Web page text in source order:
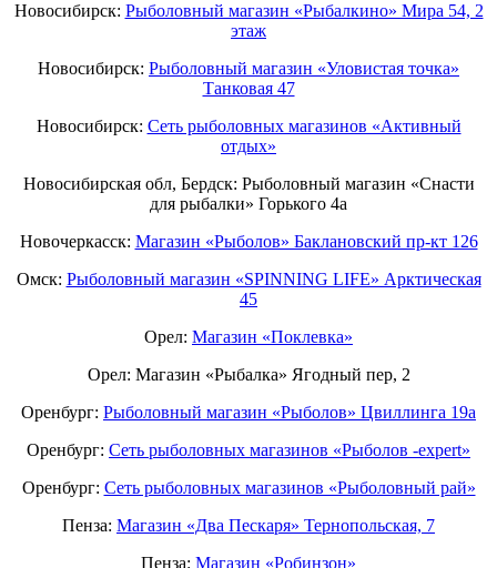
Новосибирск: Рыболовный магазин «Рыбалкино» Мира 54, 2
этаж
Новосибирск: Рыболовный магазин «Уловистая точка»
Танковая 47
Новосибирск: Сеть рыболовных магазинов «Активный
отдых»
Новосибирская обл, Бердск: Рыболовный магазин «Снасти
для рыбалки» Горького 4а
Новочеркасск: Магазин «Рыболов» Баклановский пр-кт 126
Омск: Рыболовный магазин «SPINNING LIFE» Арктическая
45
Орел: Магазин «Поклевка»
Орел: Магазин «Рыбалка» Ягодный пер, 2
Оренбург: Рыболовный магазин «Рыболов» Цвиллинга 19а
Оренбург: Сеть рыболовных магазинов «Рыболов -expert»
Оренбург: Сеть рыболовных магазинов «Рыболовный рай»
Пенза: Магазин «Два Пескаря» Тернопольская, 7
Пенза: Магазин «Робинзон»